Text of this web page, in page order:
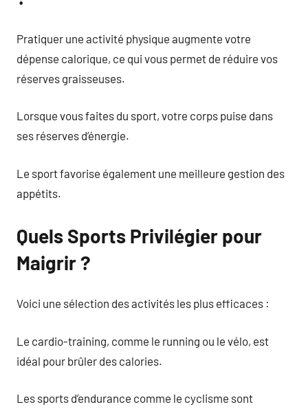
Pratiquer une activité physique augmente votre
dépense calorique, ce qui vous permet de réduire vos
réserves graisseuses.
Lorsque vous faites du sport, votre corps puise dans
ses réserves d’énergie.
Le sport favorise également une meilleure gestion des
appétits.
Quels Sports Privilégier pour
Maigrir ?
Voici une sélection des activités les plus efficaces :
Le cardio-training, comme le running ou le vélo, est
idéal pour brûler des calories.
Les sports d’endurance comme le cyclisme sont